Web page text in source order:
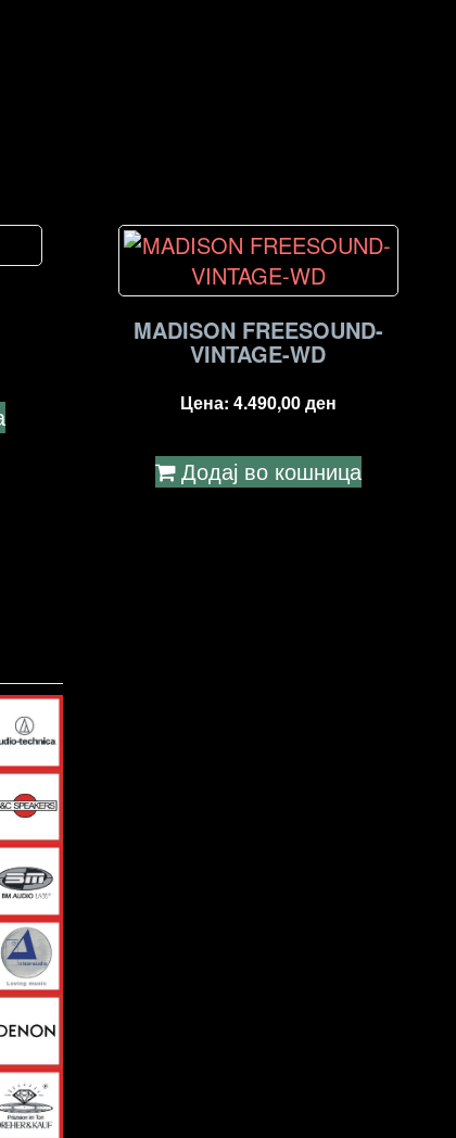
MADISON FREESOUND-
VINTAGE-WD
Цена: 4.490,00ден
Додај во кошница